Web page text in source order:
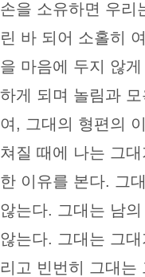
손을 소유하면 우리
린 바 되어 소홀히
을 마음에 두지 않
하게 되며 놀림과
여, 그대의 형편의
쳐질 때에 나는 그
한 이유를 본다. 그
않는다. 그대는 남
않는다. 그대는 그
리고 빈번히 그대는